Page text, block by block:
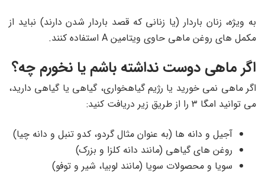
به ویژه، زنان باردار (یا زنانی که قصد باردار شدن دارند) نباید از
مکمل های روغن ماهی حاوی ویتامین A استفاده کنند.
اگر ماهی دوست نداشته باشم یا نخورم چه؟
اگر ماهی نمی خورید یا رژیم گیاهخواری، گیاهی یا گیاهی دارید،
می توانید امگا ۳ را از طریق زیر دریافت کنید:
آجیل و دانه ها (به عنوان مثال گردو، کدو تنبل و دانه چیا)
روغن های گیاهی (مانند دانه کلزا و بزرک)
سویا و محصولات سویا (مانند لوبیا، شیر و توفو)